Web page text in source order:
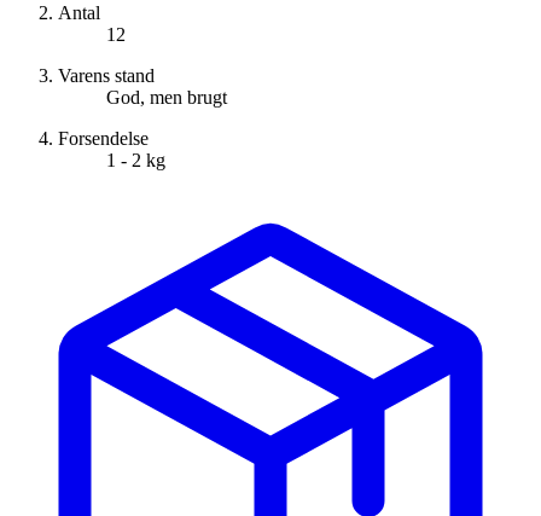
Antal
12
Varens stand
God, men brugt
Forsendelse
1 - 2 kg